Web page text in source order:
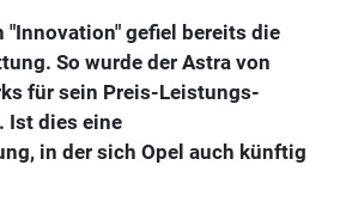
"Innovation" gefiel bereits die
So wurde der Astra von
für sein Preis-Leistungs-
Ist dies eine
in der sich Opel auch künftig